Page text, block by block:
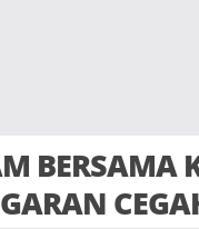
BERSAMA